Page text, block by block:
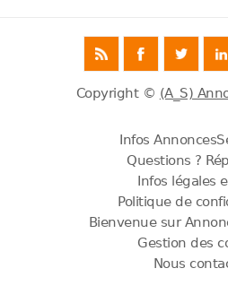
Copyright © (A_S)
Infos
Questions ?
Infos légales
Politique de
Bienvenue sur
Gestion des
Nous